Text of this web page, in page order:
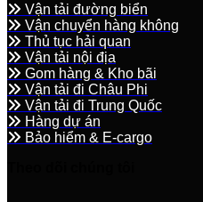
Vận tải đường biển
Vận chuyển hàng không
Thủ tục hải quan
Vận tải nội địa
Gom hàng & Kho bãi
Vận tải đi Châu Phi
Vận tải đi Trung Quốc
Hàng dự án
Bảo hiểm & E-cargo